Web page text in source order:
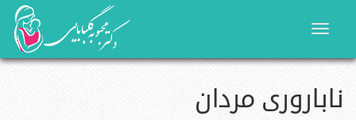
Toggle
ناباروری مردان